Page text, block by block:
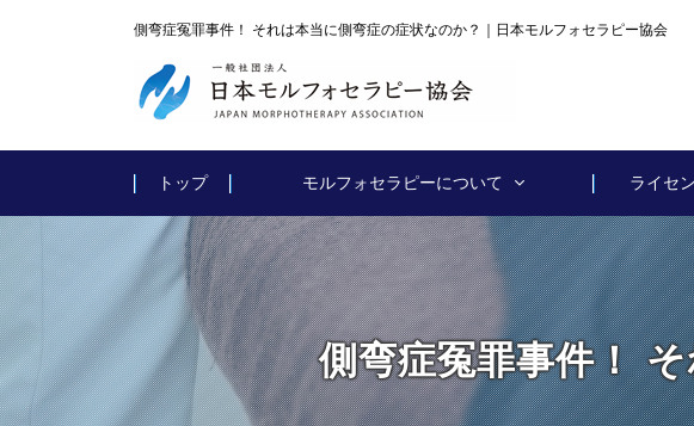
側弯症冤罪事件！ それは本当に側弯症の症状なのか？｜日本モルフォセラピー協会
トップ モルフォセラピーについて ライセ
側弯症冤罪事件！